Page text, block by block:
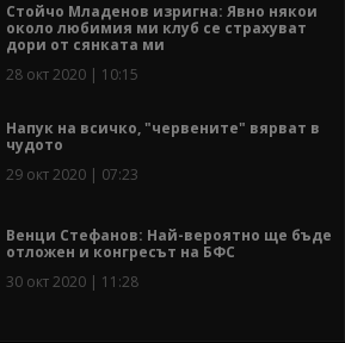
Стойчо Младенов изригна: Явно някои
около любимия ми клуб се страхуват
дори от сянката ми
28 окт 2020 | 10:15
Напук на всичко, "червените" вярват в
чудото
29 окт 2020 | 07:23
Венци Стефанов: Най-вероятно ще бъде
отложен и конгресът на БФС
30 окт 2020 | 11:28